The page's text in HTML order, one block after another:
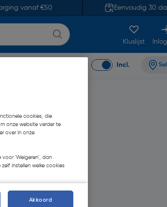
vanaf €50 Eenvoudig 30
Kluslijst
Incl.
cookies, die
onze website verder te
over in onze
voor 'Weigeren', dan
instellen welke cookies
Akkoord